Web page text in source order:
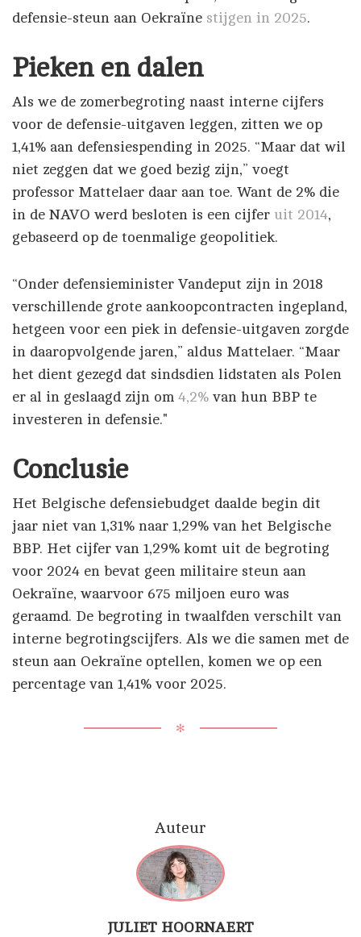
defensie-steun aan Oekraïne stijgen in 2025.
Pieken en dalen
Als we de zomerbegroting naast interne cijfers
voor de defensie-uitgaven leggen, zitten we op
1,41% aan defensiespending in 2025. “Maar dat wil
niet zeggen dat we goed bezig zijn,” voegt
professor Mattelaer daar aan toe. Want de 2% die
in de NAVO werd besloten is een cijfer uit 2014,
gebaseerd op de toenmalige geopolitiek.
“Onder defensieminister Vandeput zijn in 2018
verschillende grote aankoopcontracten ingepland,
hetgeen voor een piek in defensie-uitgaven zorgde
in daaropvolgende jaren,” aldus Mattelaer. “Maar
het dient gezegd dat sindsdien lidstaten als Polen
er al in geslaagd zijn om 4,2% van hun BBP te
investeren in defensie."
Conclusie
Het Belgische defensiebudget daalde begin dit
jaar niet van 1,31% naar 1,29% van het Belgische
BBP. Het cijfer van 1,29% komt uit de begroting
voor 2024 en bevat geen militaire steun aan
Oekraïne, waarvoor 675 miljoen euro was
geraamd. De begroting in twaalfden verschilt van
interne begrotingscijfers. Als we die samen met de
steun aan Oekraïne optellen, komen we op een
percentage van 1,41% voor 2025.
✻
Auteur
JULIET HOORNAERT